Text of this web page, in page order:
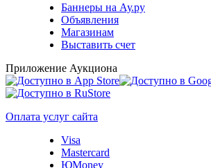
Баннеры на Ау.ру
Объявления
Магазинам
Выставить счет
Приложение Аукциона
Оплата услуг сайта
Visa
Mastercard
ЮMoney